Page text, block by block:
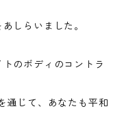
しらいました。
のボディのコントラ
通じて、あなたも平和